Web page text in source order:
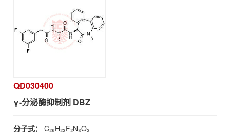
QD030400
γ-分泌酶抑制剂 DBZ
分子式： C₂₆H₂₃F₂N₃O₃